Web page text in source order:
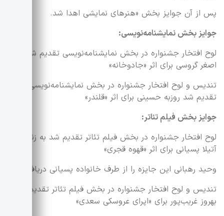
پس از آن جوایز بخش «هنرهای نمایشی اهدا شد.
جوایز بخش نمایشنامه‌نویسی:
لوح افتخار جشنواره در بخش نمایشنامه‌نویسی تقدیم شد به
اصغر گروسی برای اثر «جادوخانه»
تندیس و لوح افتخار جشنواره در بخش نمایشنامه‌نویسی
تقدیم شد روزبه حسینی برای اثر «قلندر»
جوایز بخش فیلم تئاتر:
لوح افتخار جشنواره در بخش فیلم تئاتر تقدیم شد به زنده‌یاد
آتیلا پسیانی برای اثر «قهوه قجری»
وحید رهبانی این جایزه را از طرف خانواده پسیانی دریافت کرد.
تندیس و لوح افتخار جشنواره در بخش فیلم تئاتر تقدیم شد
بهروز غریب‌پور برای «اپرای عروسکی سعدی»